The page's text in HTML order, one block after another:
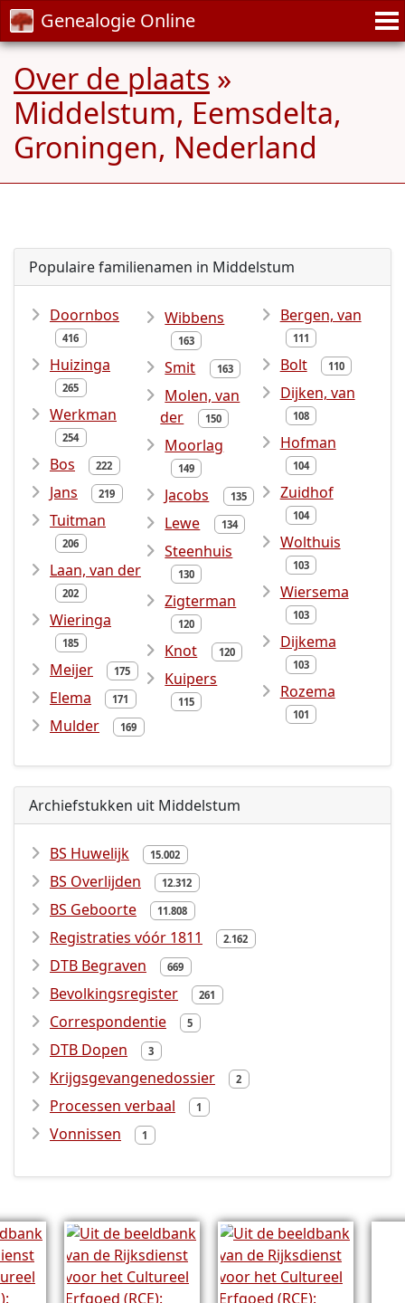
Genealogie Online
Over de plaats »
Middelstum, Eemsdelta,
Groningen, Nederland
Populaire familienamen in Middelstum
Doornbos
416
Huizinga
265
Werkman
254
Bos 222
Jans 219
Tuitman
206
Laan, van der
202
Wieringa
185
Meijer 175
Elema 171
Mulder 169
Wibbens
163
Smit 163
Molen, van
der
150
Moorlag
149
Jacobs 135
Lewe 134
Steenhuis
130
Zigterman
120
Knot 120
Kuipers
115
Bergen, van
111
Bolt 110
Dijken, van
108
Hofman
104
Zuidhof
104
Wolthuis
103
Wiersema
103
Dijkema
103
Rozema
101
Archiefstukken uit Middelstum
BS Huwelijk 15.002
BS Overlijden 12.312
BS Geboorte 11.808
Registraties vóór 1811 2.162
DTB Begraven 669
Bevolkingsregister 261
Correspondentie 5
DTB Dopen 3
Krijgsgevangenedossier 2
Processen verbaal 1
Vonnissen 1